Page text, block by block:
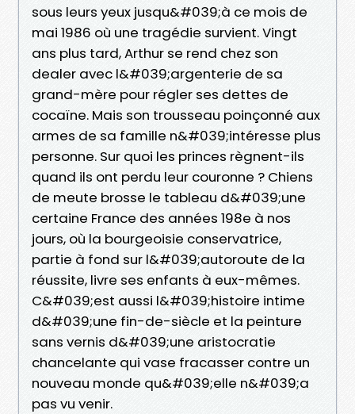
sous leurs yeux jusqu&#039;à ce mois de
mai 1986 où une tragédie survient. Vingt
ans plus tard, Arthur se rend chez son
dealer avec l&#039;argenterie de sa
grand-mère pour régler ses dettes de
cocaïne. Mais son trousseau poinçonné aux
armes de sa famille n&#039;intéresse plus
personne. Sur quoi les princes règnent-ils
quand ils ont perdu leur couronne ? Chiens
de meute brosse le tableau d&#039;une
certaine France des années 198e à nos
jours, où la bourgeoisie conservatrice,
partie à fond sur l&#039;autoroute de la
réussite, livre ses enfants à eux-mêmes.
C&#039;est aussi l&#039;histoire intime
d&#039;une fin-de-siècle et la peinture
sans vernis d&#039;une aristocratie
chancelante qui vase fracasser contre un
nouveau monde qu&#039;elle n&#039;a
pas vu venir.